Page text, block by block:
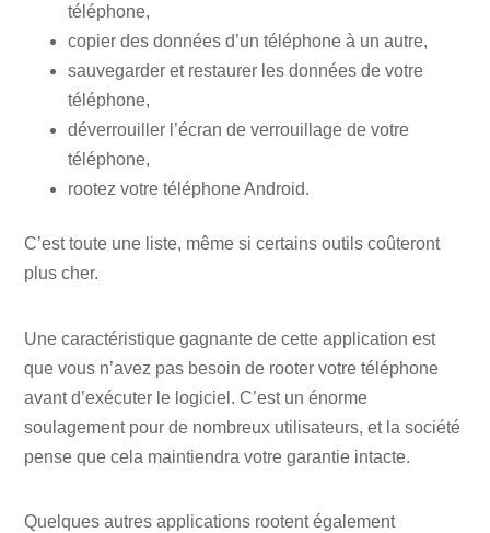
téléphone,
copier des données d’un téléphone à un autre,
sauvegarder et restaurer les données de votre
téléphone,
déverrouiller l’écran de verrouillage de votre
téléphone,
rootez votre téléphone Android.
C’est toute une liste, même si certains outils coûteront
plus cher.
Une caractéristique gagnante de cette application est
que vous n’avez pas besoin de rooter votre téléphone
avant d’exécuter le logiciel. C’est un énorme
soulagement pour de nombreux utilisateurs, et la société
pense que cela maintiendra votre garantie intacte.
Quelques autres applications rootent également